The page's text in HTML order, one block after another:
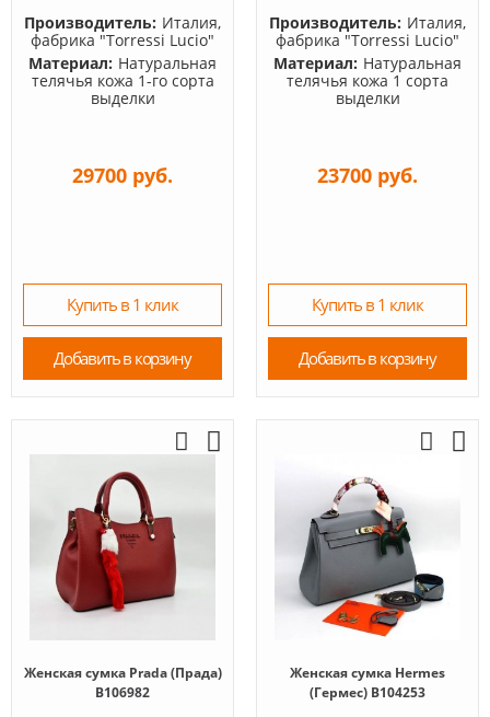
Производитель: Италия,
фабрика "Torressi Lucio"
Материал: Натуральная
телячья кожа 1-го сорта
выделки
29700 руб.
Купить в 1 клик
Добавить в корзину
Производитель: Италия,
фабрика "Torressi Lucio"
Материал: Натуральная
телячья кожа 1 сорта
выделки
23700 руб.
Купить в 1 клик
Добавить в корзину
Женская сумка Prada (Прада)
B106982
Женская сумка Hermes
(Гермес) B104253